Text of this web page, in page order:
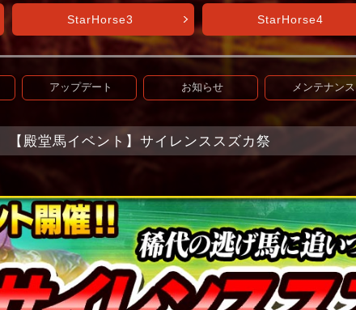
StarHorse3 StarHorse4
アップデート お知らせ メンテナンス
【殿堂馬イベント】サイレンススズカ祭